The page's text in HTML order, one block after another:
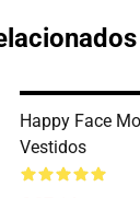
Happy Face
Vestidos